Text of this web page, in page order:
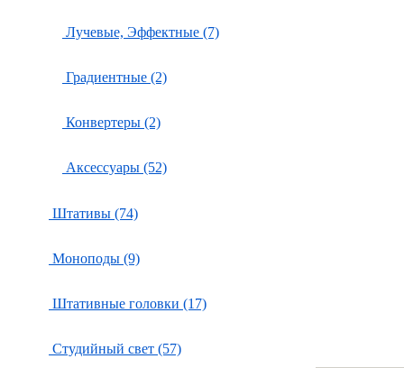
Лучевые, Эффектные (7)
Градиентные (2)
Конвертеры (2)
Аксессуары (52)
Штативы (74)
Моноподы (9)
Штативные головки (17)
Студийный свет (57)